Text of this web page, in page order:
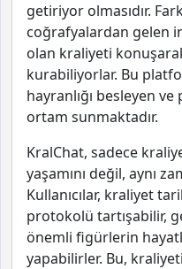
getiriyor olmasıdır.
coğrafyalardan gelen
olan kraliyeti
kurabiliyorlar. Bu
hayranlığı besleyen
ortam sunmaktadır.
KralChat, sadece
yaşamını değil, aynı
Kullanıcılar, kraliyet
protokolü tartışabilir,
önemli figürlerin
yapabilirler. Bu,